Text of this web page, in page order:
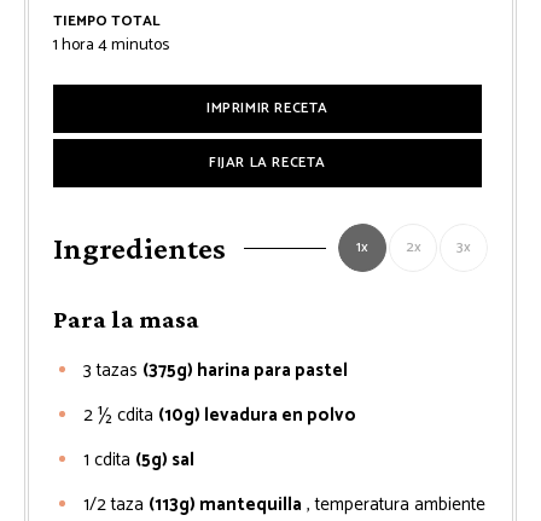
TIEMPO TOTAL
1hora
hora4minutos
minutos
IMPRIMIR RECETA
FIJAR LA RECETA
Ingredientes 1x 2x 3x
Para la masa
3 tazas (375g) harina para pastel
2 ½cdita (10g) levadura en polvo
1 cdita (5g) sal
1/2taza (113g) mantequilla , temperatura ambiente